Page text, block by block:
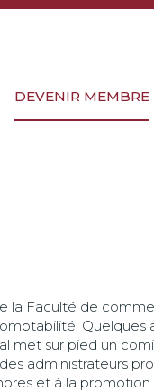
DEVENIR MEMBRE
la Faculté de
Quelques
met sur pied un
administrateurs
et à la promotion